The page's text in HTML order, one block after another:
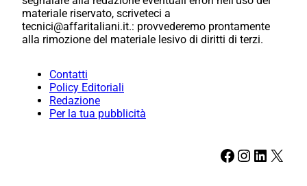
materiale riservato, scriveteci a
tecnici@affaritaliani.it.: provvederemo prontamente
alla rimozione del materiale lesivo di diritti di terzi.
Contatti
Policy Editoriali
Redazione
Per la tua pubblicità
Facebook Instagram LinkedIn X